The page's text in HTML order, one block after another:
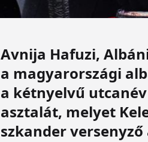
Avnija Hafuzi,
a magyarországi
a kétnyelvű
asztalát, melyet
szkander